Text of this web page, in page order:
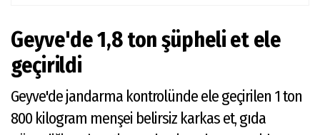
Geyve'de 1,8 ton şüpheli et ele
geçirildi
Geyve'de jandarma kontrolünde ele geçirilen 1 ton
800 kilogram menşei belirsiz karkas et, gıda